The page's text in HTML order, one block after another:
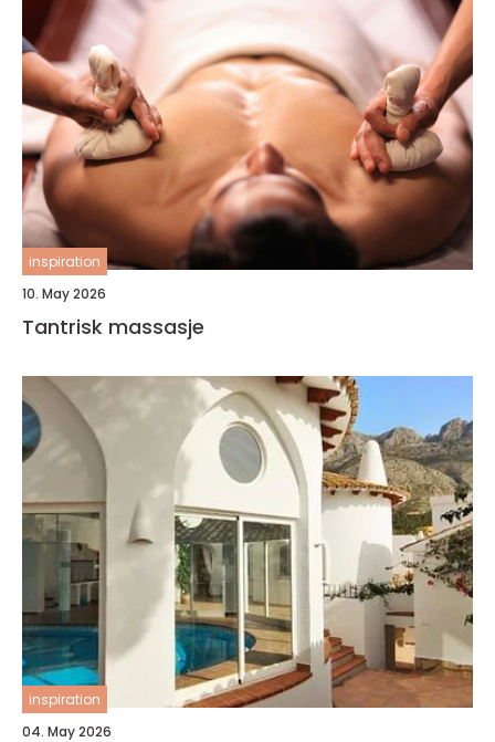
inspiration
10. May 2026
Tantrisk massasje
inspiration
04. May 2026